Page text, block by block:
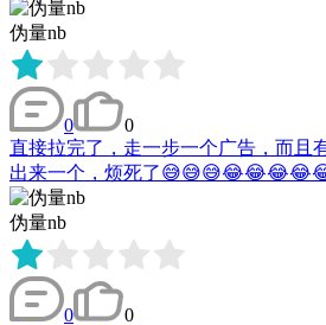
伪量nb
0
0
直接拉完了，走一步一个广告，而且
出来一个，烦死了
伪量nb
0
0